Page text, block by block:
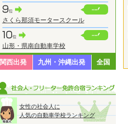
さくら那須モータースクール
山形・県南自動車学校
関西出発 九州・沖縄出発 全国
女性の社会人に
人気の自動車学校ランキング